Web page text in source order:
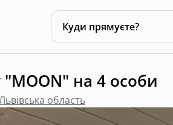
Куди прямуєте?
на 4 особи
область